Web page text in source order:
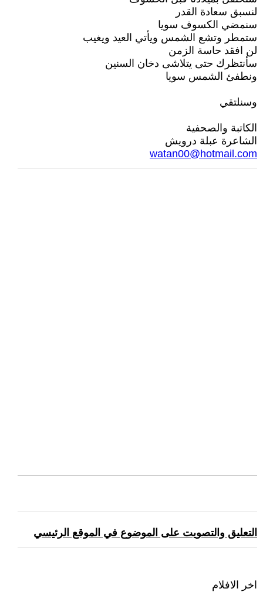
لنسبق سعادة القدر
سنمضي الكسوف سويا
ستمطر وتشع الشمس ويأتي العيد ويغيب
لن افقد حاسة الزمن
سأنتظرك حتى يتلاشى دخان السنين
ونطفئ الشمس سويا
وسنلتقي
الكاتبة والصحفية
الشاعرة عبلة درويش
watan00@hotmail.com
التعليق والتصويت على الموضوع في الموقع الرئيسي
اخر الافلام